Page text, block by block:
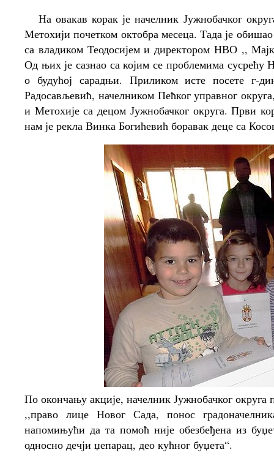
На овакав корак је начелник Јужнобачког
Метохији почетком октобра месеца. Тада је
са владиком Теодосијем и директором НВО ,,
Од њих је сазнао са којим се проблемима
о будућој сарадњи. Приликом исте посете г-
Радосављевић, начелником Пећког управног
и Метохије са децом Јужнобачког округа. Први
нам је рекла Винка Богићевић боравак деце са
По окончању акције, начелник Јужнобачког
,,право лице Новог Сада, понос
напомињући да та помоћ није обезбеђена из
односно дечји џепарац, део кућног буџета“.